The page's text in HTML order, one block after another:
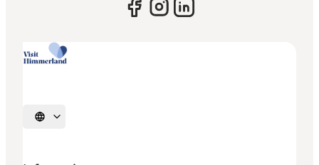
Sprache auswählen